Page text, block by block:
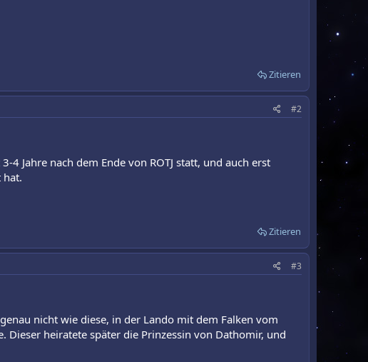
Zitieren
#2
Jahre nach dem Ende von ROTJ statt, und auch erst
hat.
Zitieren
#3
nicht wie diese, in der Lando mit dem Falken vom
heiratete später die Prinzessin von Dathomir, und